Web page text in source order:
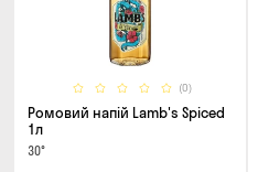
(0)
Ромовий напій Lamb's Spiced
1л
30°